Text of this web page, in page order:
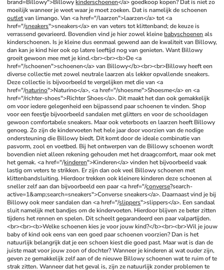
brand=Billowy">Billowy kinderschoenen</a> goedkoop kopen? Dat is niet zo
outlet van limango. Van <a href="/laarzen">laarzen</a> tot <a
href="/sneakers">sneakers</a> en van veters tot klittenband; de keuze is
verrassend gevarieerd. Bovendien vind je hier zowel kleine babyschoenen als
kinderschoenen. Is je kleine dus eenmaal gewend aan de kwaliteit van Billowy,
dan kan je kind hier ook op latere leeftijd nog van genieten. Want Billowy
groeit gewoon mee met je kind.<br><br><b>De <a
href="/schoenen">schoenen</a> van Billowy</b><br><br>Billowy heeft een
diverse collectie met zowel neutrale laarzen als lekker opvallende sneakers.
Deze collectie is bijvoorbeeld te vergelijken met die van <a
href="/naturino">Naturino</a>, <a href="/shoesme">Shoesme</a> en <a
href="/richter-shoes">Richter Shoes</a>. Dit maakt het dan ook gemakkelijk
om voor iedere gelegenheid een bijpassend paar schoenen te vinden. Shop
voor een feestje bijvoorbeeld sandalen met glitters en voor de schooldagen
gewoon comfortabele sneakers. Maar ook veterboots en laarzen heeft Billowy
genoeg. Zo zijn de kindervoeten het hele jaar door voorzien van de nodige
ondersteuning die Billowy biedt. Dit komt door de ideale combinatie van
pasvorm, zool en voetbed. Bij het ontwerpen van de Billowy schoenen wordt
bovendien niet alleen rekening gehouden met het draagcomfort, maar ook met
het gemak. <a href="/kinderen">Kinderen</a> vinden het bijvoorbeeld vaak
lastig om veters te strikken. Er zijn dan ook veel Billowy schoenen met
klittenbandsluiting. Hierdoor trekken ook kleinere kinderen deze schoenen al
sneller zelf aan dan bijvoorbeeld een paar <a href="/converse?search-
active=1&amp;search=sneakers">Converse sneakers</a>. Daarnaast vind je bij
Billowy ook meer sandalen dan <a href="/slippers">slippers</a>. Een sandaal
sluit namelijk met bandjes om de kindervoeten. Hierdoor blijven ze beter zitten
tijdens het rennen en spelen. Dit scheelt gegarandeerd een paar valpartijden.
<br><br><b>Welke schoenen kies je voor jouw kind?</b><br><br>Wil je jouw
baby of kind ook eens van een goed paar schoenen voorzien? Dan is het
natuurlijk belangrijk dat je een schoen kiest die goed past. Maar wat is dan de
juiste maat voor jouw zoon of dochter? Wanneer je kinderen al wat ouder zijn,
geven ze gemakkelijk zelf aan of de nieuwe Billowy schoenen wat te ruim of te
strak zitten. Wanneer dat het geval is, zijn ze natuurlijk zonder problemen te